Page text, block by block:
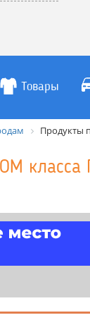
Товары
Продукты